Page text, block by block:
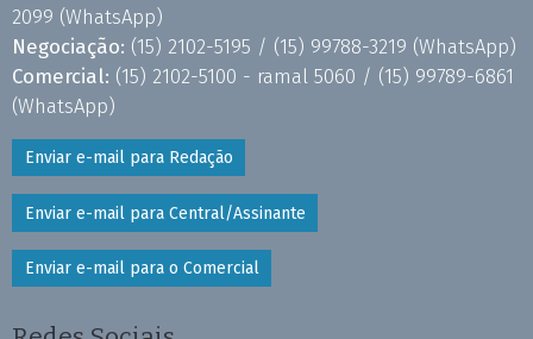
2099 (WhatsApp)
Negociação: (15) 2102-5195 / (15) 99788-3219 (WhatsApp)
Comercial: (15) 2102-5100 - ramal 5060 / (15) 99789-6861
(WhatsApp)
Enviar e-mail para Redação
Enviar e-mail para Central/Assinante
Enviar e-mail para o Comercial